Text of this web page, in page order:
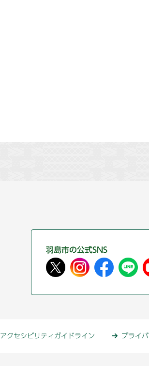
羽島市の公式SNS
アクセシビリティガイドライン プライ